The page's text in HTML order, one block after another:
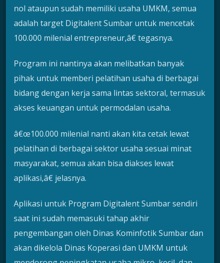
nol ataupun sudah memiliki usaha UMKM, semua
adalah target Digitalent Sumbar untuk mencetak
100.000 milenial entrepreneur,â€ tegasnya.
Program ini nantinya akan melibatkan banyak
pihak untuk memberi pelatihan usaha di berbagai
bidang dengan kerja sama lintas sektoral, termasuk
akses keuangan untuk permodalan usaha.
â€œ100.000 milenial nanti akan kita cetak lewat
pelatihan di berbagai sektor usaha sesuai minat
masyarakat, semua akan bisa diakses lewat
aplikasi,â€ jelasnya.
Aplikasi untuk Program Digitalent Sumbar sendiri
saat ini sudah memasuki tahap akhir
pengembangan oleh Dinas Kominfotik Sumbar dan
akan dikelola Dinas Koperasi dan UMKM untuk